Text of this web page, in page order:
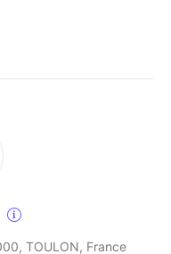
TOULON, France